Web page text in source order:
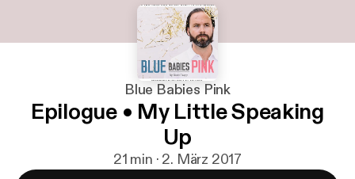
Blue Babies Pink
Epilogue • My Little Speaking
Up
21 min · 2. März 2017